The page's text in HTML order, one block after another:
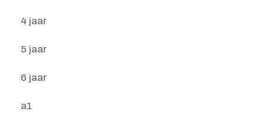
4 jaar
5 jaar
6 jaar
a1